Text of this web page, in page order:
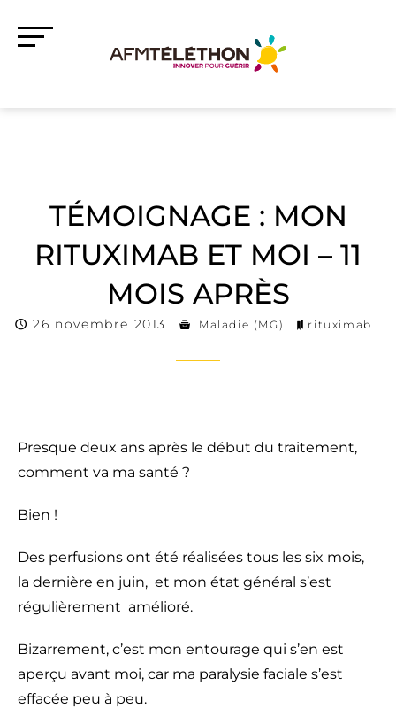
TÉMOIGNAGE : MON
RITUXIMAB ET MOI – 11
MOIS APRÈS
26 novembre 2013 Maladie (MG) rituximab
Presque deux ans après le début du traitement,
comment va ma santé ?
Bien !
Des perfusions ont été réalisées tous les six mois,
la dernière en juin, et mon état général s’est
régulièrement amélioré.
Bizarrement, c’est mon entourage qui s’en est
aperçu avant moi, car ma paralysie faciale s’est
effacée peu à peu.